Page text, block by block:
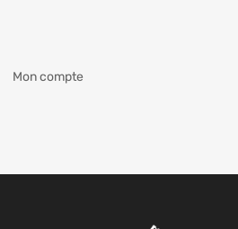
Mon compte